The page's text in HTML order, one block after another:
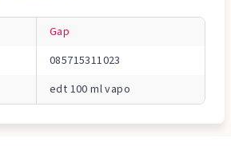
Gap
085715311023
edt 100 ml vapo